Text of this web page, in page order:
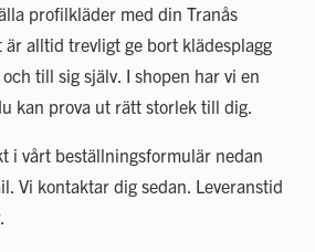
profilkläder med din Tranås
är alltid trevligt ge bort klädesplagg
till sig själv. I shopen har vi en
kan prova ut rätt storlek till dig.
i vårt beställningsformulär nedan
Vi kontaktar dig sedan. Leveranstid